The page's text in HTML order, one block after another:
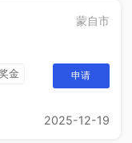
蒙自市
金 申请
2025-12-19